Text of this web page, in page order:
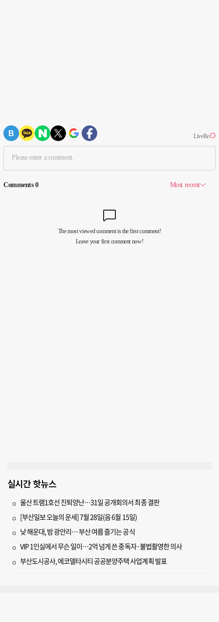
실시간 핫뉴스
울산 트램1호선 진퇴양난…31일 공개회의서 최종 결판
[부산일보 오늘의 운세] 7월 28일(음 6월 15일)
낮 해운대, 밤 광안리… 부산 여름 즐기는 공식
VIP 1인실에서 무슨 일이…2억 넘게 쓴 중독자·불법촬영한 의사
부산도시공사, 에코델타시티 공공분양주택 사업계획 발표